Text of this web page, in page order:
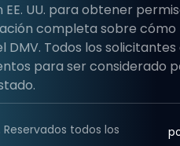
UU. para obtener
completa sobre cómo
Todos los solicitantes
para ser considerado
todos los